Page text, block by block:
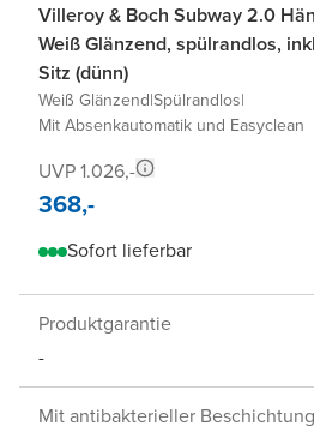
Villeroy & Boch Subway 2.0
Weiß Glänzend, spülrandlos,
Sitz (dünn)
Weiß Glänzend|Spülrandlos|
Mit Absenkautomatik und Easyclean
UVP 1.026,-
368,-
Sofort lieferbar
Produktgarantie
-
Mit antibakterieller Beschichtung